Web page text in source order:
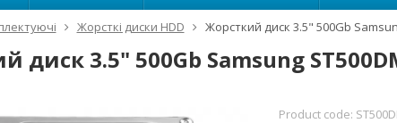
Жорсткі диски HDD Жорсткий диск 3.5" 500Gb
диск 3.5" 500Gb Samsung
Product code: